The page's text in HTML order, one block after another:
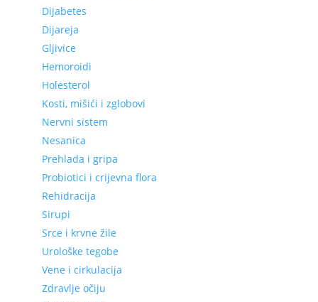
Dijabetes
Dijareja
Gljivice
Hemoroidi
Holesterol
Kosti, mišići i zglobovi
Nervni sistem
Nesanica
Prehlada i gripa
Probiotici i crijevna flora
Rehidracija
Sirupi
Srce i krvne žile
Urološke tegobe
Vene i cirkulacija
Zdravlje očiju